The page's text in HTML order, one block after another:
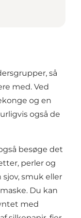
så
med. Ved
og en
også de
besøge det
perler og
smuk eller
Du kan
med